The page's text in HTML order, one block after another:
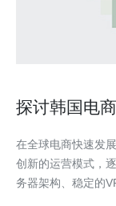
探讨韩国电
在全球电商快速发
创新的运营模式，
务器架构、稳定的